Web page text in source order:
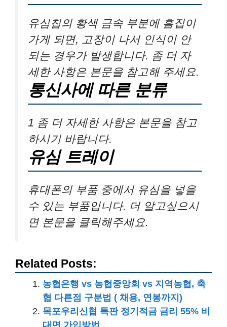
유심칩의 황색 금속 부분에 흠집이
가게 되면, 고장이 나서 인식이 안
되는 경우가 발생합니다. 좀 더 자
세한 사항은 본문을 참고해 주세요.
통신사에 따른 분류
1 좀 더 자세한 사항은 본문을 참고
하시기 바랍니다.
유심 트레이
휴대폰의 부품 중에서 유심을 넣을
수 있는 부품입니다. 더 알고싶으시
면 본문을 클릭해주세요.
Related Posts:
농협은행 vs 농협중앙회 vs 지역농협, 축
협 다른점 구분법 ( 채용, 연봉까지)
목포우리신협 특판 정기적금 금리 55% 비